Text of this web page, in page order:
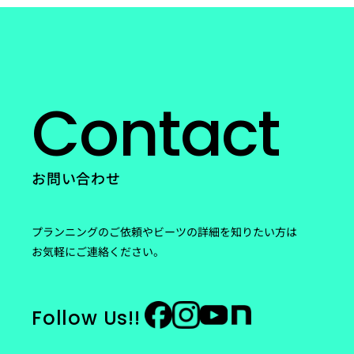
Contact
お問い合わせ
プランニングのご依頼やビーツの詳細を知りたい方は
お気軽にご連絡ください。
Follow Us!!